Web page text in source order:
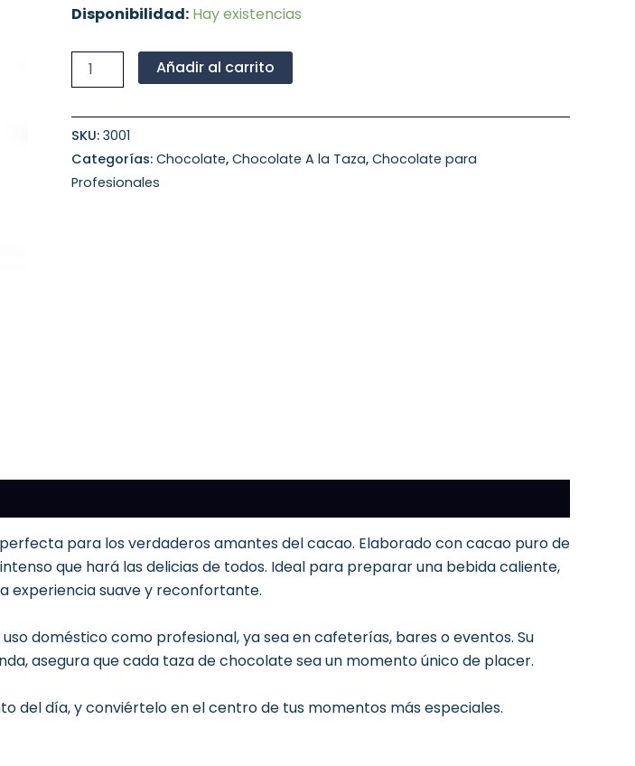
TimeР’
Disponibilidad: Hay existencias
Añadir al carrito
SKU: 3001
Categorías: Chocolate, Chocolate A la Taza, Chocolate para
Profesionales
para los verdaderos amantes del cacao. Elaborado con cacao puro de
que hará las delicias de todos. Ideal para preparar una bebida caliente,
experiencia suave y reconfortante.
doméstico como profesional, ya sea en cafeterías, bares o eventos. Su
asegura que cada taza de chocolate sea un momento único de placer.
del día, y conviértelo en el centro de tus momentos más especiales.